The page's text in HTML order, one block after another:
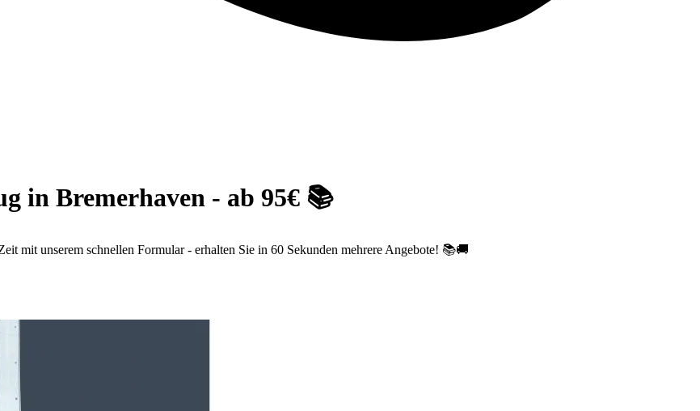
in Bremerhaven - ab 95€ 📚
mit unserem schnellen Formular - erhalten Sie in 60 Sekunden mehrere Angebote! 📚🚚